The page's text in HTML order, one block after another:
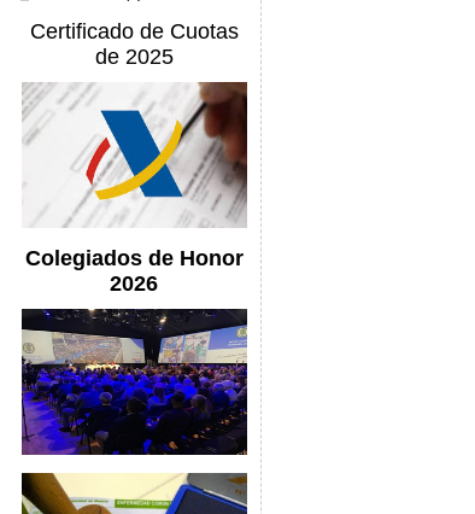
Certificado de Cuotas
de 2025
Colegiados de Honor
2026